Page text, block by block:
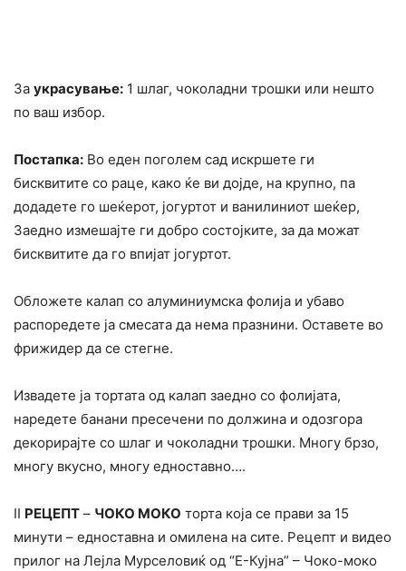
За украсување: 1 шлаг, чоколадни трошки или нешто
по ваш избор.
Постапка: Во еден поголем сад искршете ги
бисквитите со раце, како ќе ви дојде, на крупно, па
додадете го шеќерот, јогуртот и ванилиниот шеќер,
Заедно измешајте ги добро состојките, за да можат
бисквитите да го впијат јогуртот.
Обложете калап со алуминиумска фолија и убаво
распоредете ја смесата да нема празнини. Оставете во
фрижидер да се стегне.
Извадете ја тортата од калап заедно со фолијата,
наредете банани пресечени по должина и одозгора
декорирајте со шлаг и чоколадни трошки. Многу брзо,
многу вкусно, многу едноставно….
II РЕЦЕПТ – ЧОКО МОКО торта која се прави за 15
минути – едноставна и омилена на сите. Рецепт и видео
прилог на Лејла Мурселовиќ од “Е-Кујна” – Чоко-моко